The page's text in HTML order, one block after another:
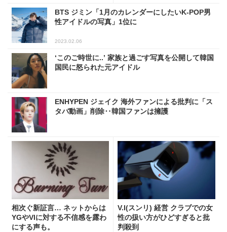
BTS ジミン「1月のカレンダーにしたいK-POP男
性アイドルの写真」1位に
2023.02.06
‘このご時世に..’ 家族と過ごす写真を公開して韓国
国民に怒られた元アイドル
ENHYPEN ジェイク 海外ファンによる批判に「ス
タバ動画」削除‥韓国ファンは擁護
相次ぐ新証言… ネットからは
YGやVIに対する不信感を露わ
にする声も。
V.I(スンリ) 経営 クラブでの女
性の扱い方がひどすぎると批
判殺到